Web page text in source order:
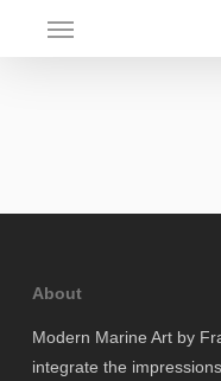
Menu
About
Modern Marine Art by
integrate the